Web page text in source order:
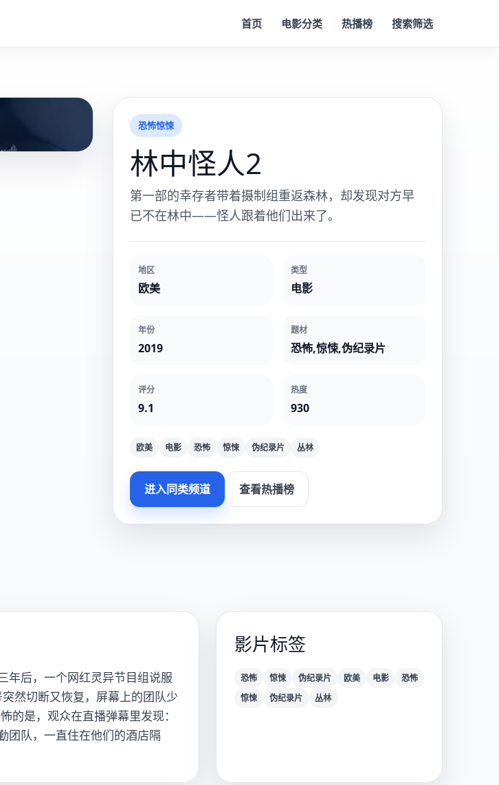
首页 电影分类 热播榜 搜索筛选
恐怖惊悚
林中怪人2
第一部的幸存者带着摄制组重返森林，却发现对方早
已不在林中——怪人跟着他们出来了。
地区
欧美
类型
电影
年份
2019
题材
恐怖,惊悚,伪纪录片
评分
9.1
热度
930
欧美 电影 恐怖 惊悚 伪纪录片 丛林
进入同类频道 查看热播榜
年后，一个网红灵异节目组说服
然切断又恢复，屏幕上的团队少
是，观众在直播弹幕里发现：
团队，一直住在他们的酒店隔
影片标签
恐怖 惊悚 伪纪录片 欧美 电影
恐怖
惊悚
伪纪录片 丛林